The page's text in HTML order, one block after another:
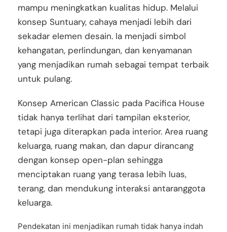
mampu meningkatkan kualitas hidup. Melalui
konsep Suntuary, cahaya menjadi lebih dari
sekadar elemen desain. Ia menjadi simbol
kehangatan, perlindungan, dan kenyamanan
yang menjadikan rumah sebagai tempat terbaik
untuk pulang.
Konsep American Classic pada Pacifica House
tidak hanya terlihat dari tampilan eksterior,
tetapi juga diterapkan pada interior. Area ruang
keluarga, ruang makan, dan dapur dirancang
dengan konsep open-plan sehingga
menciptakan ruang yang terasa lebih luas,
terang, dan mendukung interaksi antaranggota
keluarga.
Pendekatan ini menjadikan rumah tidak hanya indah